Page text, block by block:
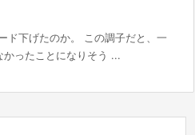
ド下げたのか。 この調子だと、一
かったことになりそう ...